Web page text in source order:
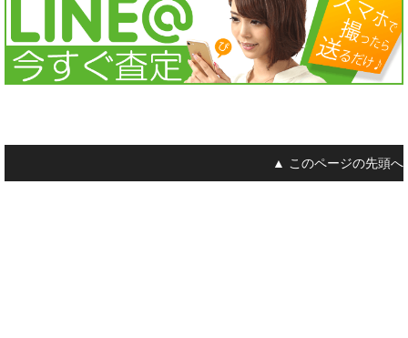
▲ このページの先頭へ